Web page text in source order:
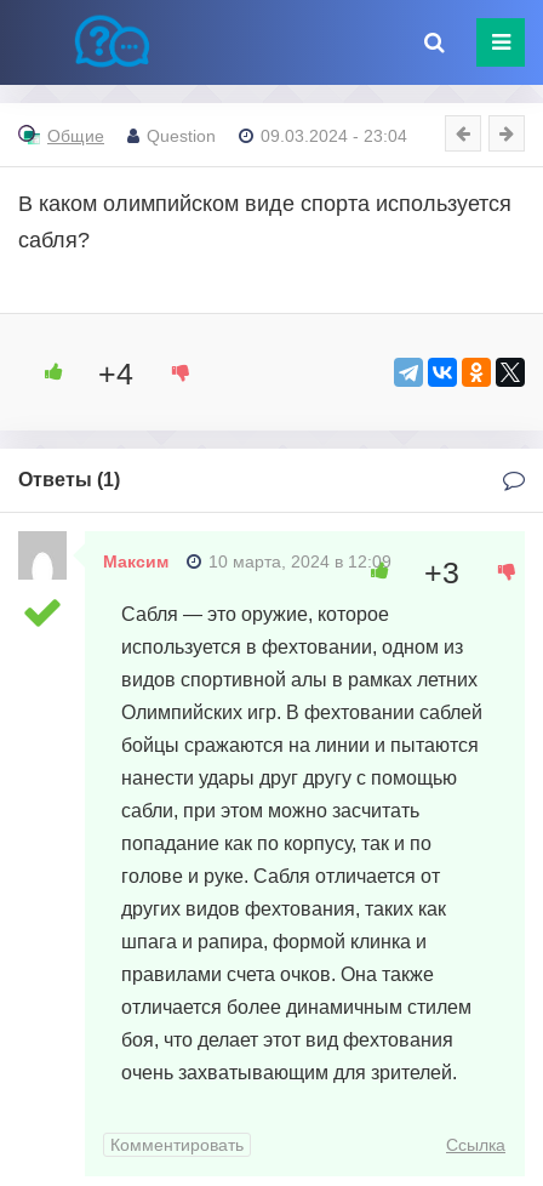
Общие Question 09.03.2024 - 23:04
В каком олимпийском виде спорта используется
сабля?
+4
Ответы (1)
Максим 10 марта, 2024 в 12:09
Сабля — это оружие, которое
используется в фехтовании, одном из
видов спортивной алы в рамках летних
Олимпийских игр. В фехтовании саблей
бойцы сражаются на линии и пытаются
нанести удары друг другу с помощью
сабли, при этом можно засчитать
попадание как по корпусу, так и по
голове и руке. Сабля отличается от
других видов фехтования, таких как
шпага и рапира, формой клинка и
правилами счета очков. Она также
отличается более динамичным стилем
боя, что делает этот вид фехтования
очень захватывающим для зрителей.
+3
Комментировать Ссылка